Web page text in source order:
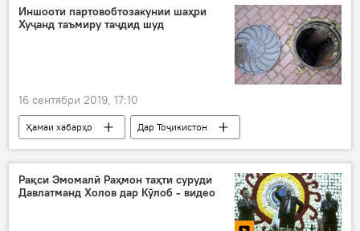
Иҷтимоъ
ВМКБ
куштӣ
шоҳҷоиза
пирӯзӣ
Иншооти партовобтозакунии шаҳри
Хуҷанд таъмиру таҷдид шуд
16 сентябри 2019, 17:10
Ҳамаи хабарҳо
Дар Тоҷикистон
партов
таъмир
таҷдид
Суғд
Хуҷанд
Рақси Эмомалӣ Раҳмон таҳти суруди
Давлатманд Холов дар Кӯлоб - видео